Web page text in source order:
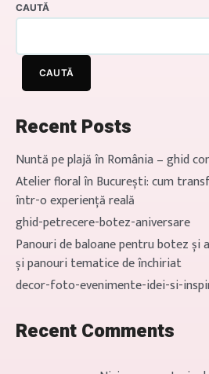
evenimentul
visul tău
CAUTĂ
CAUTĂ
Recent Posts
Nuntă pe plajă în România – ghid
Atelier floral în București: cum
într-o experiență reală
ghid-petrecere-botez-aniversare
Panouri de baloane pentru botez
și panouri tematice de închiriat
decor-foto-evenimente-idei-si-
Recent Comments